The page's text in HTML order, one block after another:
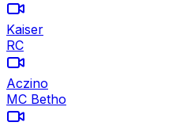
Kaiser
RC
Aczino
MC Betho